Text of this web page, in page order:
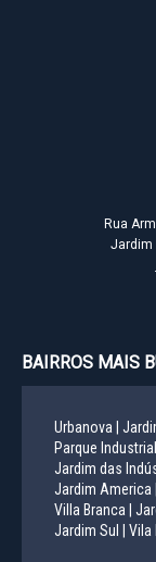
Rua
Jardim
BAIRROS MAIS
Urbanova |
Parque Industrial |
Jardim das
Jardim America |
Villa Branca |
Jardim Sul |
Vila